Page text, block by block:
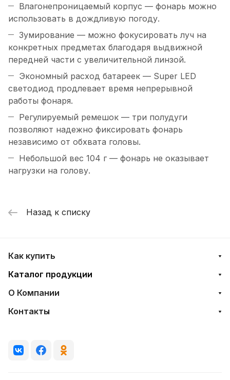
Влагонепроницаемый корпус — фонарь можно
использовать в дождливую погоду.
Зумирование — можно фокусировать луч на
конкретных предметах благодаря выдвижной
передней части с увеличительной линзой.
Экономный расход батареек — Super LED
светодиод продлевает время непрерывной
работы фонаря.
Регулируемый ремешок — три полудуги
позволяют надежно фиксировать фонарь
независимо от обхвата головы.
Небольшой вес 104 г — фонарь не оказывает
нагрузки на голову.
Назад к списку
Как купить
Каталог продукции
О Компании
Контакты